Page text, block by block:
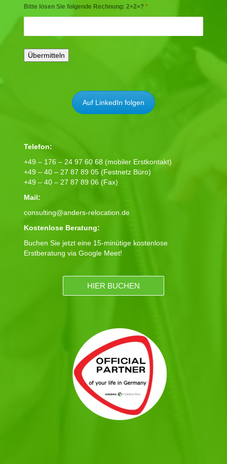
Bitte lösen Sie folgende Rechnung: 2+2=? *
Auf LinkedIn folgen
Telefon:
+49 – 176 – 24 97 60 68 (mobiler Erstkontakt)
+49 – 40 – 27 87 89 05 (Festnetz Büro)
+49 – 40 – 27 87 89 06 (Fax)
Mail:
consulting@anders-relocation.de
Kostenlose Beratung:
Buchen Sie jetzt eine 15-minütige kostenlose
Erstberatung via Google Meet!
HIER BUCHEN